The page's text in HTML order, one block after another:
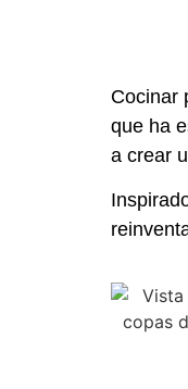
Cocinar
que ha
a crear